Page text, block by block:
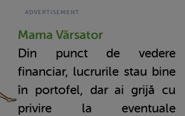
Mama Vărsator
Din punct de vedere
financiar, lucrurile stau bine
în portofel, dar ai grijă cu
privire la eventuale